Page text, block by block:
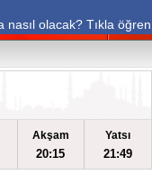
nasıl olacak? Tıkla öğren
Akşam
20:15
Yatsı
21:49